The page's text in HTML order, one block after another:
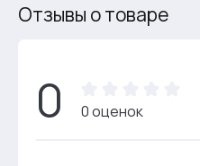
Отзывы о товаре
0 0 оценок